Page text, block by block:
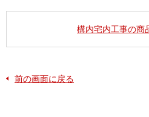
構内宅内工事の商
前の画面に戻る